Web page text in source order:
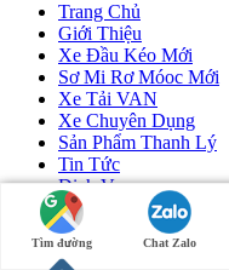
Tìm đường Chat Zalo
Trang Chủ
Giới Thiệu
Xe Đầu Kéo Mới
Sơ Mi Rơ Móoc Mới
Xe Tải VAN
Xe Chuyên Dụng
Sản Phẩm Thanh Lý
Tin Tức
Dịch Vụ
Liên Hệ
Ô Tô Huỳnh Gia Phát|Xe